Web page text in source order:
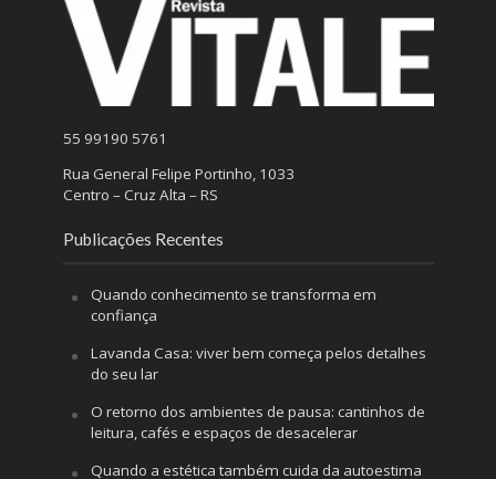
55 99190 5761
Rua General Felipe Portinho, 1033
Centro – Cruz Alta – RS
Publicações Recentes
Quando conhecimento se transforma em
confiança
Lavanda Casa: viver bem começa pelos detalhes
do seu lar
O retorno dos ambientes de pausa: cantinhos de
leitura, cafés e espaços de desacelerar
Quando a estética também cuida da autoestima